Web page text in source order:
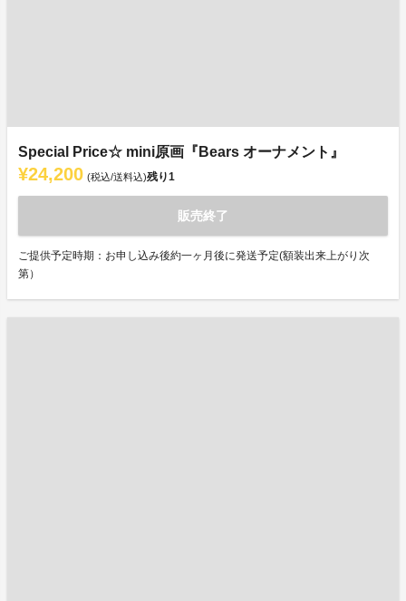
Special Price☆ mini原画『Bears オーナメント』
¥24,200 (税込/送料込)残り1
販売終了
ご提供予定時期：お申し込み後約一ヶ月後に発送予定(額装出来上がり次
第）